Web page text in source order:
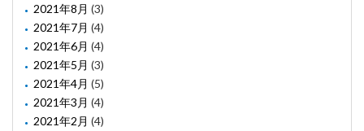
2021年8月 (3)
2021年7月 (4)
2021年6月 (4)
2021年5月 (3)
2021年4月 (5)
2021年3月 (4)
2021年2月 (4)